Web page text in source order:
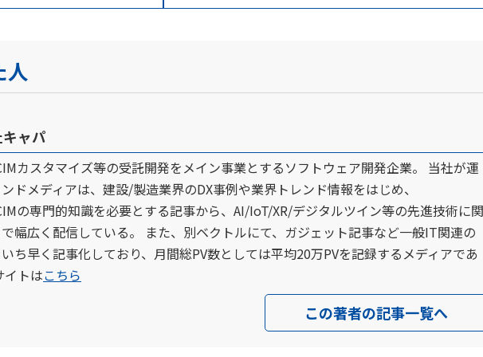
人
ャパ
カスタマイズ等の受託開発をメイン事業とするソフトウェア開発企業。 当社が運
ドメディアは、建設/製造業界のDX事例や業界トレンド情報をはじめ、
の専門的知識を必要とする記事から、AI/IoT/XR/デジタルツイン等の先進技術に関
幅広く配信している。 また、別ベクトルにて、ガジェット記事など一般IT関連の
ち早く記事化しており、月間総PV数としては平均20万PVを記録するメディアであ
イトはこちら
この著者の記事一覧へ